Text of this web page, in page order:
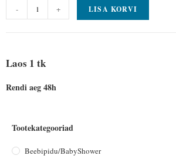
- + LISA KORVI
Laos 1 tk
Rendi aeg 48h
Tootekategooriad
Beebipidu/BabyShower